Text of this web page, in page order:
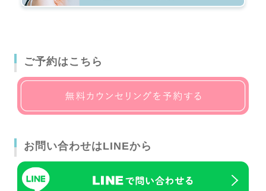
ご予約はこちら
お問い合わせはLINEから